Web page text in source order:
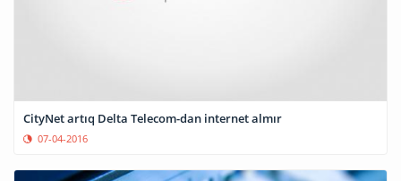
CityNet artıq Delta Telecom-dan internet almır
07-04-2016